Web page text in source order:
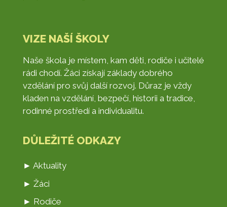
VIZE NAŠÍ ŠKOLY
Naše škola je místem, kam děti, rodiče i učitelé
rádi chodí. Žáci získají základy dobrého
vzdělání pro svůj další rozvoj. Důraz je vždy
kladen na vzdělání, bezpečí, historii a tradice,
rodinné prostředí a individualitu.
DŮLEŽITÉ ODKAZY
► Aktuality
► Žáci
► Rodiče